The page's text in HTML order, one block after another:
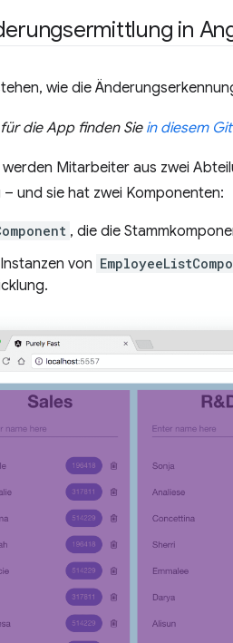
in
wie die
die App finden Sie in diesem
Mitarbeiter aus zwei
und sie hat zwei Komponenten:
, die die
von